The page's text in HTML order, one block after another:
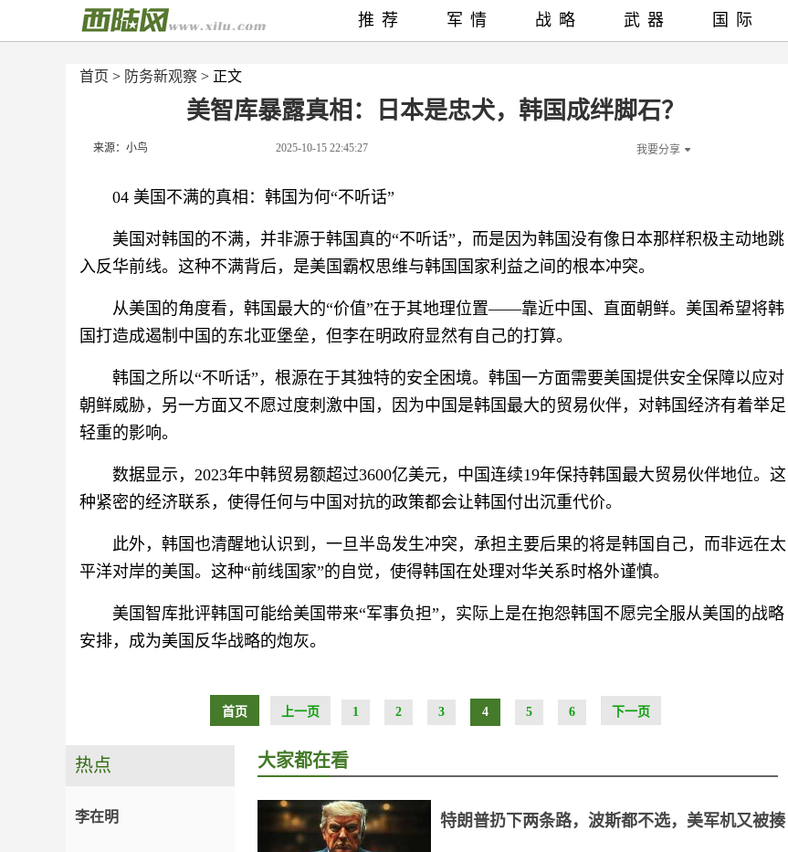
首页 > 防务新观察 > 正文
美智库暴露真相：日本是忠犬，韩国成绊脚石？
来源：小鸟 2025-10-15 22:45:27 我要分享
04 美国不满的真相：韩国为何“不听话”
美国对韩国的不满，并非源于韩国真的“不听话”，而是因为韩国没有像日本那样积极主动地跳
入反华前线。这种不满背后，是美国霸权思维与韩国国家利益之间的根本冲突。
从美国的角度看，韩国最大的“价值”在于其地理位置——靠近中国、直面朝鲜。美国希望将韩
国打造成遏制中国的东北亚堡垒，但李在明政府显然有自己的打算。
韩国之所以“不听话”，根源在于其独特的安全困境。韩国一方面需要美国提供安全保障以应对
朝鲜威胁，另一方面又不愿过度刺激中国，因为中国是韩国最大的贸易伙伴，对韩国经济有着举足
轻重的影响。
数据显示，2023年中韩贸易额超过3600亿美元，中国连续19年保持韩国最大贸易伙伴地位。这
种紧密的经济联系，使得任何与中国对抗的政策都会让韩国付出沉重代价。
此外，韩国也清醒地认识到，一旦半岛发生冲突，承担主要后果的将是韩国自己，而非远在太
平洋对岸的美国。这种“前线国家”的自觉，使得韩国在处理对华关系时格外谨慎。
美国智库批评韩国可能给美国带来“军事负担”，实际上是在抱怨韩国不愿完全服从美国的战略
安排，成为美国反华战略的炮灰。
首页 上一页 1 2 3 4 5 6 下一页
推荐 军情 战略 武器 国际
热点
李在明
大家都在看
特朗普扔下两条路，波斯都不选，美军机又被揍